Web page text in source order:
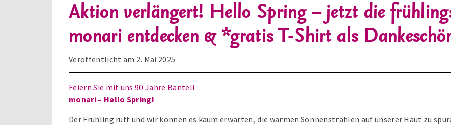
Aktion verlängert! Hello Spring – jetzt die
monari entdecken & *gratis T-Shirt als
Veröffentlicht am 2. Mai 2025
Feiern Sie mit uns 90 Jahre Bantel!
monari – Hello Spring!
Der Frühling ruft und wir können es kaum erwarten, die warmen Sonnenstrahlen auf unserer Haut zu